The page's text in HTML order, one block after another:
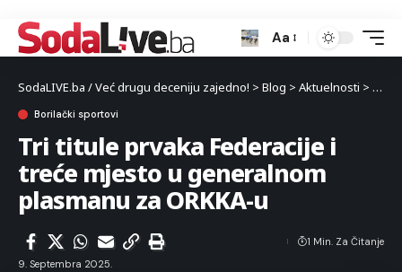
Aa
SodaLIVE.ba / Već drugu deceniju zajedno! > Blog > Aktuelnosti > Sport
Borilački sportovi
Tri titule prvaka Federacije i
treće mjesto u generalnom
plasmanu za ORKKA-u
9. Septembra 2025.
1 Min. Za Čitanje